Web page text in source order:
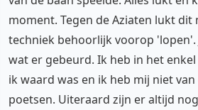
moment. Tegen de Aziaten lukt dit
techniek behoorlijk voorop 'lopen'.
wat er gebeurd. Ik heb in het
ik waard was en ik heb mij niet
poetsen. Uiteraard zijn er altijd